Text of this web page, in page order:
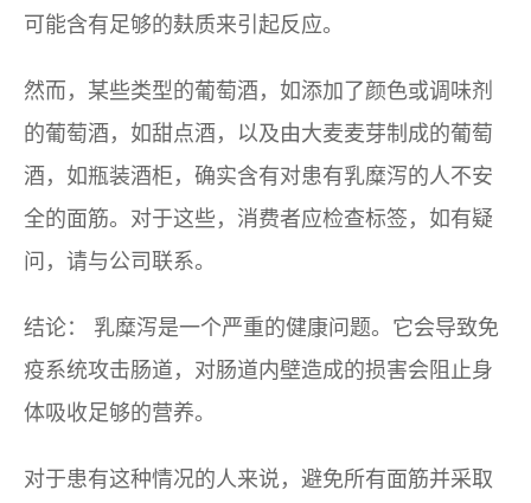
可能含有足够的麸质来引起反应。
然而，某些类型的葡萄酒，如添加了颜色或调味剂
的葡萄酒，如甜点酒，以及由大麦麦芽制成的葡萄
酒，如瓶装酒柜，确实含有对患有乳糜泻的人不安
全的面筋。对于这些，消费者应检查标签，如有疑
问，请与公司联系。
结论：
乳糜泻是一个严重的健康问题。它会导致免
疫系统攻击肠道，对肠道内壁造成的损害会阻止身
体吸收足够的营养。
对于患有这种情况的人来说，避免所有面筋并采取